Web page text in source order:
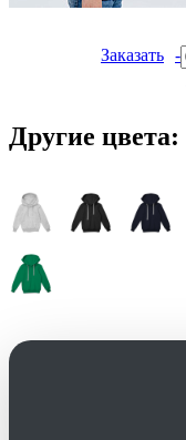
Заказать -
Другие цвета: